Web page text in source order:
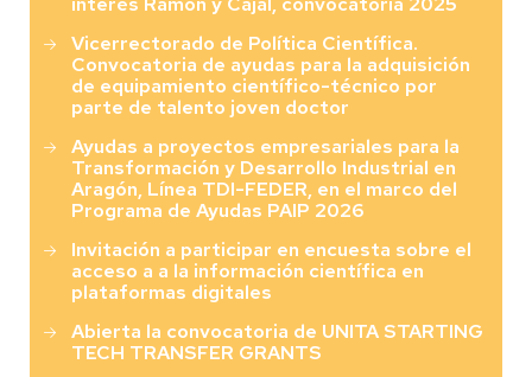
Vicerrectorado de Política Científica.
Convocatoria de ayudas para la adquisición
de equipamiento científico-técnico por
parte de talento joven doctor
Ayudas a proyectos empresariales para la
Transformación y Desarrollo Industrial en
Aragón, Línea TDI-FEDER, en el marco del
Programa de Ayudas PAIP 2026
Invitación a participar en encuesta sobre el
acceso a a la información científica en
plataformas digitales
Abierta la convocatoria de UNITA STARTING
TECH TRANSFER GRANTS